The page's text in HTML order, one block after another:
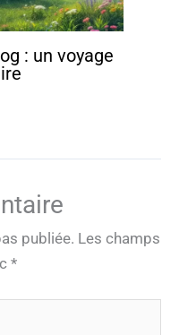
: un voyage
publiée. Les champs
*